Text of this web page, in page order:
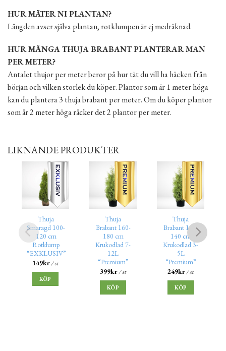
HUR MÄTER NI PLANTAN?
Längden avser själva plantan, rotklumpen är ej medräknad.
HUR MÅNGA THUJA BRABANT PLANTERAR MAN
PER METER?
Antalet thujor per meter beror på hur tät du vill ha häcken från
början och vilken storlek du köper. Plantor som är 1 meter höga
kan du plantera 3 thuja brabant per meter. Om du köper plantor
som är 2 meter höga räcker det 2 plantor per meter.
LIKNANDE PRODUKTER
Thuja
Smaragd 100-
120 cm
Rotklump
“EXKLUSIV”
149kr/ st
KÖP
Thuja
Brabant 160-
180 cm
Krukodlad 7-
12L
“Premium”
399kr / st
KÖP
Thuja
Brabant 120-
140 cm
Krukodlad 3-
5L
“Premium”
249kr / st
KÖP